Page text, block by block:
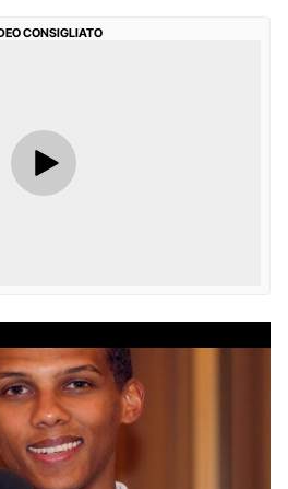
CONSIGLIATO